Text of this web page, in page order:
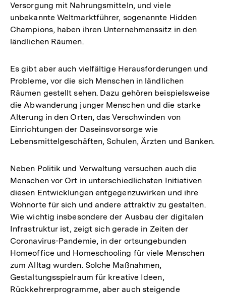
Versorgung mit Nahrungsmitteln, und viele
unbekannte Weltmarktführer, sogenannte Hidden
Champions, haben ihren Unternehmenssitz in den
ländlichen Räumen.
Es gibt aber auch vielfältige Herausforderungen und
Probleme, vor die sich Menschen in ländlichen
Räumen gestellt sehen. Dazu gehören beispielsweise
die Abwanderung junger Menschen und die starke
Alterung in den Orten, das Verschwinden von
Einrichtungen der Daseinsvorsorge wie
Lebensmittelgeschäften, Schulen, Ärzten und Banken.
Neben Politik und Verwaltung versuchen auch die
Menschen vor Ort in unterschiedlichsten Initiativen
diesen Entwicklungen entgegenzuwirken und ihre
Wohnorte für sich und andere attraktiv zu gestalten.
Wie wichtig insbesondere der Ausbau der digitalen
Infrastruktur ist, zeigt sich gerade in Zeiten der
Coronavirus-Pandemie, in der ortsungebunden
Homeoffice und Homeschooling für viele Menschen
zum Alltag wurden. Solche Maßnahmen,
Gestaltungsspielraum für kreative Ideen,
Rückkehrerprogramme, aber auch steigende